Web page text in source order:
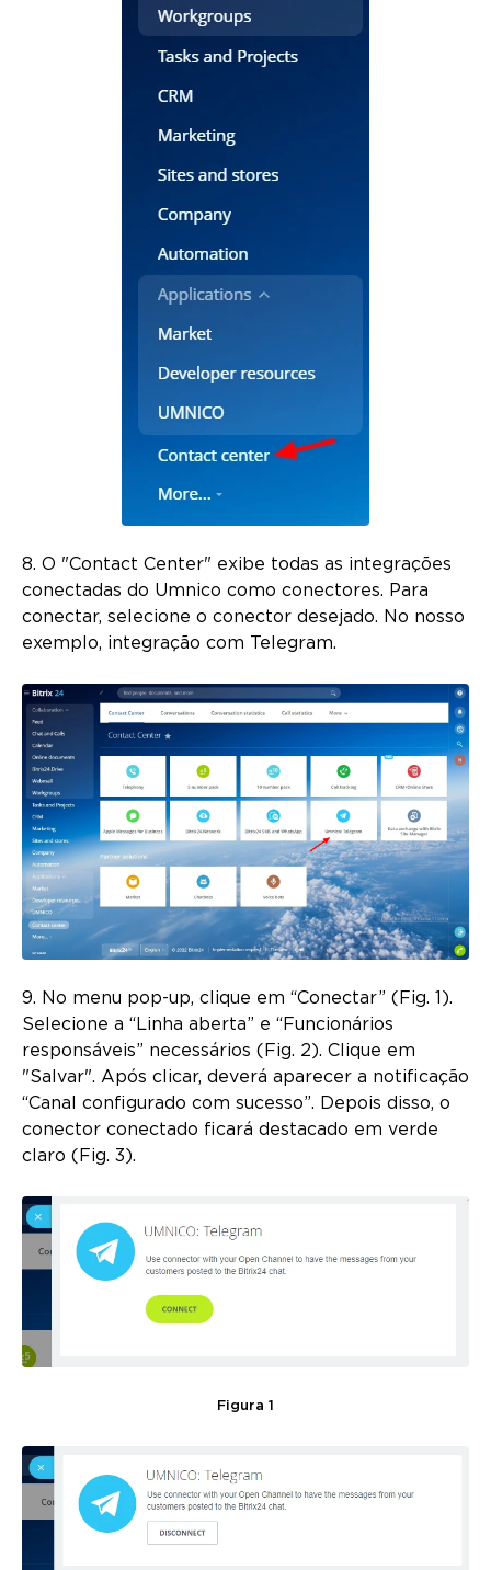
8. O "Contact Center" exibe todas as integrações
conectadas do Umnico como conectores. Para
conectar, selecione o conector desejado. No nosso
exemplo, integração com Telegram.
9. No menu pop-up, clique em “Conectar” (Fig. 1).
Selecione a “Linha aberta” e “Funcionários
responsáveis” necessários (Fig. 2). Clique em
"Salvar". Após clicar, deverá aparecer a notificação
“Canal configurado com sucesso”. Depois disso, o
conector conectado ficará destacado em verde
claro (Fig. 3).
Figura 1